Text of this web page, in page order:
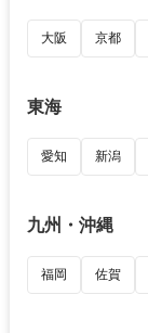
大阪 京都
東海
愛知 新潟
九州・沖縄
福岡 佐賀